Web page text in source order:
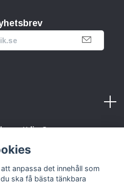
nytt liv. Spara pengar.
anpassa det innehåll som
ska få bästa tänkbara